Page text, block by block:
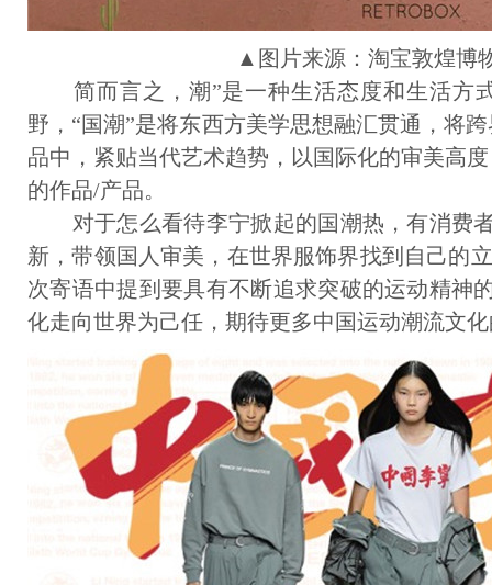
▲图片来源：淘宝敦煌博
简而言之，潮”是一种生活态度和生活方
野，“国潮”是将东西方美学思想融汇贯通，将
品中，紧贴当代艺术趋势，以国际化的审美高
的作品/产品。
对于怎么看待李宁掀起的国潮热，有消费
新，带领国人审美，在世界服饰界找到自己的
次寄语中提到要具有不断追求突破的运动精神
化走向世界为己任，期待更多中国运动潮流文